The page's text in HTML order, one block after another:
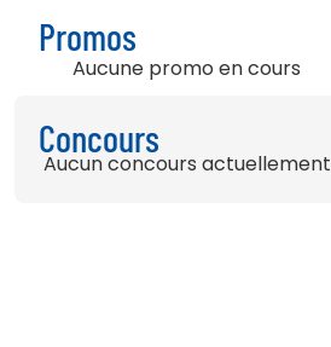
Promos
Aucune promo en cours
Concours
Aucun concours actuellement